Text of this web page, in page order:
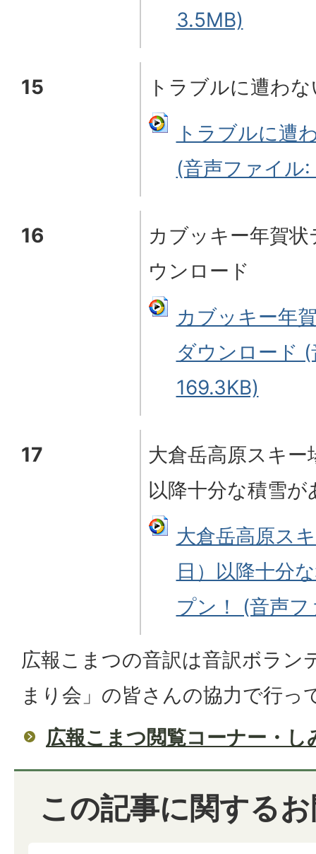
3.5MB)
15
トラブルに遭わ
トラブルに遭
(音声ファイル
16
カブッキー年賀
ウンロード
カブッキー年
ダウンロード
169.3KB)
17
大倉岳高原スキー
以降十分な積雪
大倉岳高原ス
日）以降十分
プン！ (音声
広報こまつの音訳は音訳ボラン
まり会」の皆さんの協力で行っ
広報こまつ閲覧コーナー・し
この記事に関する